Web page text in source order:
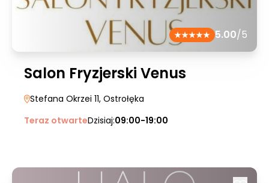
5.00/5
Salon Fryzjerski Venus
Stefana Okrzei 11, Ostrołęka
Teraz otwarteDzisiaj:09:00-19:00